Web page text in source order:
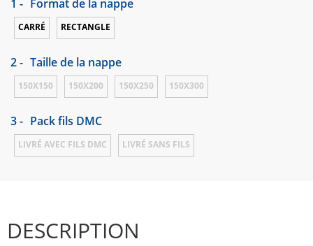
1 - Format de la nappe
CARRÉ RECTANGLE
2 - Taille de la nappe
150X150 150X200 150X250 150X300
3 - Pack fils DMC
LIVRÉ AVEC FILS DMC LIVRÉ SANS FILS
DESCRIPTION